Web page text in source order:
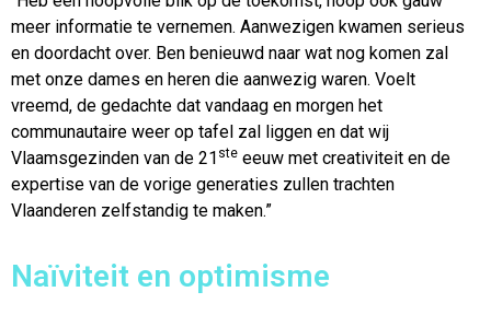
meer informatie te vernemen. Aanwezigen kwamen serieus
en doordacht over. Ben benieuwd naar wat nog komen zal
met onze dames en heren die aanwezig waren. Voelt
vreemd, de gedachte dat vandaag en morgen het
communautaire weer op tafel zal liggen en dat wij
Vlaamsgezinden van de 21 ste eeuw met creativiteit en de
expertise van de vorige generaties zullen trachten
Vlaanderen zelfstandig te maken.”
Naïviteit en optimisme